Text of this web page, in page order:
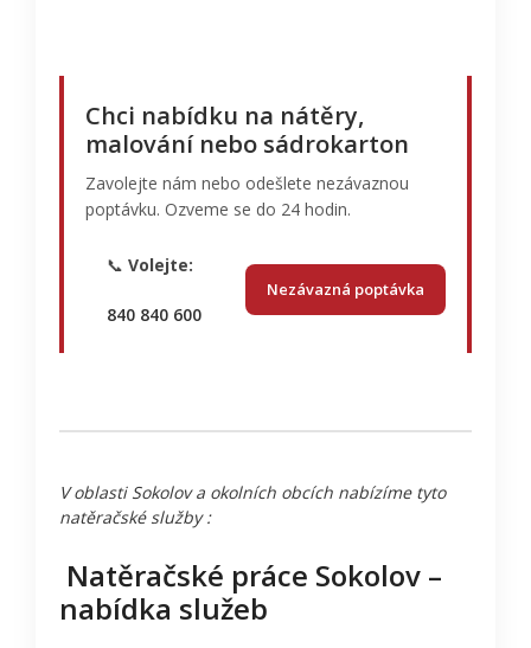
Chci nabídku na nátěry,
malování nebo sádrokarton
Zavolejte nám nebo odešlete nezávaznou
poptávku. Ozveme se do 24 hodin.
📞Volejte:
840 840 600
Nezávazná poptávka
V oblasti Sokolov a okolních obcích nabízíme tyto
natěračské služby :
Natěračské práce Sokolov –
nabídka služeb